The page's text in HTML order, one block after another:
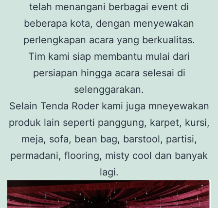
telah menangani berbagai event di
beberapa kota, dengan menyewakan
perlengkapan acara yang berkualitas.
Tim kami siap membantu mulai dari
persiapan hingga acara selesai di
selenggarakan.
Selain Tenda Roder kami juga mneyewakan
produk lain seperti panggung, karpet, kursi,
meja, sofa, bean bag, barstool, partisi,
permadani, flooring, misty cool dan banyak
lagi.